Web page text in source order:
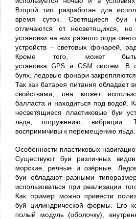
Второй тип разработан для
время суток. Светящиеся буи
отличаются от несветящихся,
установки на них разного рода
устройств – световых фонарей,
Кроме того, может быть
установка GPS и GSM
систем. В
буях, ледовые фонари
Так как батарея питания обладает
свойствами, она может
балласта и находиться под водой.
несветящиеся пластиковые буи
льда, погружению,
восприимчивы к перемещению льда.
Особенности пластиковых
Существуют буи различных
морские, речные и озёрные.
буи обладают разными
использоваться при реализации
Как пример можно привести
буй цилиндрической формы. Его
полый модуль (оболочку),